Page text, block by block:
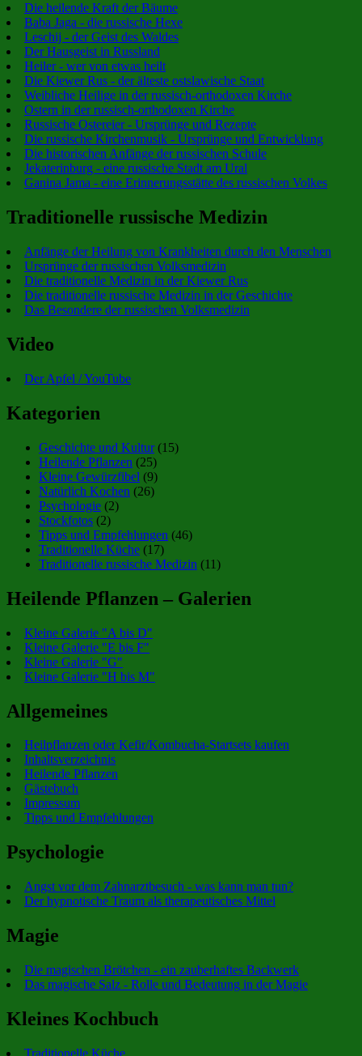
Die heilende Kraft der Bäume
Baba Jaga - die russische Hexe
Leschij - der Geist des Waldes
Der Hausgeist in Russland
Heiler - wer von etwas heilt
Die Kiewer Rus - der älteste ostslawische Staat
Weibliche Heilige in der russisch-orthodoxen Kirche
Ostern in der russisch-orthodoxen Kirche
Russische Ostereier - Ursprünge und Rezepte
Die russische Kirchenmusik - Ursprünge und Entwicklung
Die historischen Anfänge der russischen Schule
Jekaterinburg - eine russische Stadt am Ural
Ganina Jama - eine Erinnerungsstätte des russischen Volkes
Traditionelle russische Medizin
Anfänge der Heilung von Krankheiten durch den Menschen
Ursprünge der russischen Volksmedizin
Die traditionelle Medizin in der Kiewer Rus
Die traditionelle russische Medizin in der Geschichte
Das Besondere der russischen Volksmedizin
Video
Der Apfel / YouTube
Kategorien
Geschichte und Kultur(15)
Heilende Pflanzen (25)
Kleine Gewürzfibel (9)
Natürlich Kochen (26)
Psychologie (2)
Stockfotos (2)
Tipps und Empfehlungen (46)
Traditionelle Küche (17)
Traditionelle russische Medizin (11)
Heilende Pflanzen – Galerien
Kleine Galerie "A bis D"
Kleine Galerie "E bis F"
Kleine Galerie "G"
Kleine Galerie "H bis M"
Allgemeines
Heilpflanzen oder Kefir/Kombucha-Startsets kaufen
Inhaltsverzeichnis
Heilende Pflanzen
Gästebuch
Impressum
Tipps und Empfehlungen
Psychologie
Angst vor dem Zahnarztbesuch - was kann man tun?
Der hypnotische Traum als therapeutisches Mittel
Magie
Die magischen Brötchen - ein zauberhaftes Backwerk
Das magische Salz - Rolle und Bedeutung in der Magie
Kleines Kochbuch
Traditionelle Küche